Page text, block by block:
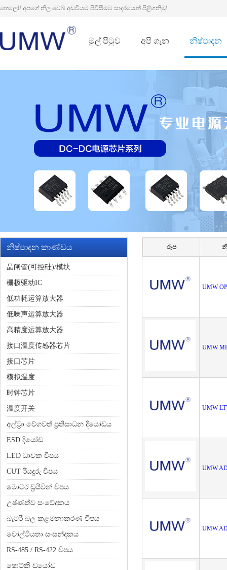
හෙලෝ! අපගේ නිල වෙබ් අඩවියට පිවිසීමට සාදරයෙන් පිළිගනිමු!
මුල් පිටුව අපි ගැන නිෂ්පාදන
නිෂ්පාදන කාණ්ඩය
晶闸管(可控硅)/模块
栅极驱动IC
低功耗运算放大器
低噪声运算放大器
高精度运算放大器
接口温度传感器芯片
接口芯片
模拟温度
时钟芯片
温度开关
අල්ට්‍රා වේගවත් ප්‍රතිසාධන දියෝඩය
ESD දියෝඩ
LED ධාවක චිපය
CUT රියදුරු චිපය
මෝටර් ඩ්‍රයිවින් චිපය
උෂ්ණත්ව සංවේදකය
බැටරි බල කළමනාකරණ චිපය
වෝල්ටීයතා සංසන්දකය
RS-485 / RS-422 චිපය
ෂොට්කි ඩයෝඩ
රූප
UMW
UMW
UMW
UMW
UMW